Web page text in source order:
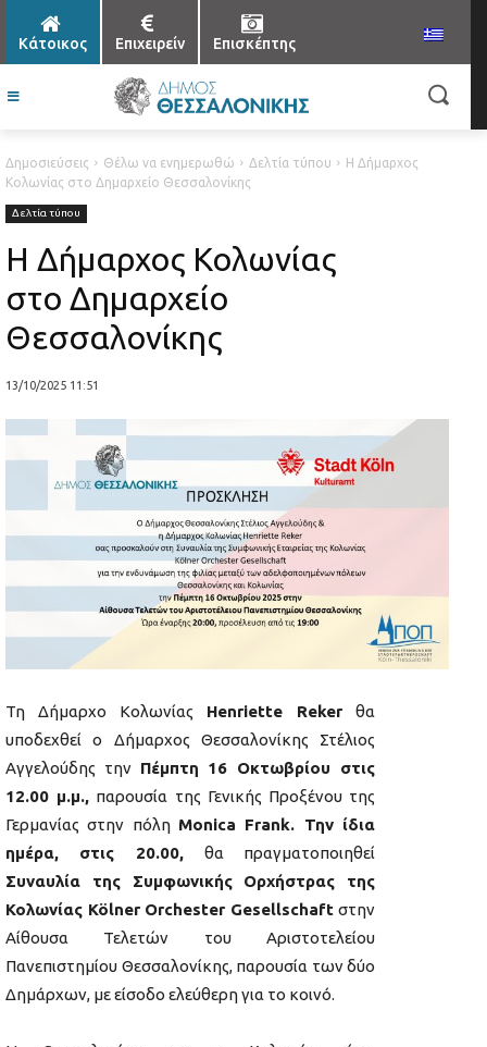
Κάτοικος Επιχειρείν Επισκέπτης
Δημοσιεύσεις Θέλω να ενημερωθώ Δελτία τύπου
Η Δήμαρχος
Κολωνίας στο Δημαρχείο Θεσσαλονίκης
Δελτία τύπου
Η Δήμαρχος Κολωνίας
στο Δημαρχείο
Θεσσαλονίκης
13/10/2025 11:51
Τη Δήμαρχο Κολωνίας Henriette Reker θα
υποδεχθεί ο Δήμαρχος Θεσσαλονίκης Στέλιος
Αγγελούδης την Πέμπτη 16 Οκτωβρίου στις
12.00 μ.μ., παρουσία της Γενικής Προξένου της
Γερμανίας στην πόλη Monica Frank. Την ίδια
ημέρα, στις 20.00, θα πραγματοποιηθεί
Συναυλία της Συμφωνικής Ορχήστρας της
Κολωνίας Kölner Orchester Gesellschaft στην
Αίθουσα Τελετών του Αριστοτελείου
Πανεπιστημίου Θεσσαλονίκης, παρουσία των δύο
Δημάρχων, με είσοδο ελεύθερη για το κοινό.